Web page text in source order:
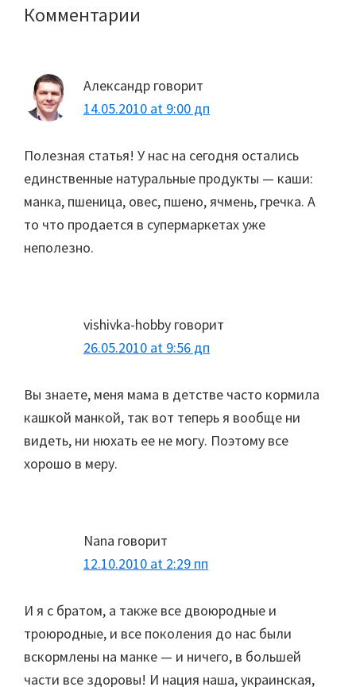
Reader
Комментарии
Александр говорит
14.05.2010 at 9:00 дп
Полезная статья! У нас на сегодня остались
единственные натуральные продукты — каши:
манка, пшеница, овес, пшено, ячмень, гречка. А
то что продается в супермаркетах уже
неполезно.
vishivka-hobby говорит
26.05.2010 at 9:56 дп
Вы знаете, меня мама в детстве часто кормила
кашкой манкой, так вот теперь я вообще ни
видеть, ни нюхать ее не могу. Поэтому все
хорошо в меру.
Nana говорит
12.10.2010 at 2:29 пп
И я с братом, а также все двоюродные и
троюродные, и все поколения до нас были
вскормлены на манке — и ничего, в большей
части все здоровы! И нация наша, украинская,